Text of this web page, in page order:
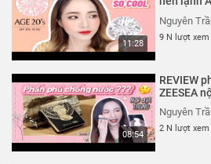
11:28
bóng tự
Nguyên
9 N lượt xem
08:54
REVIEW
ZEESEA
siêu đỉnh
Nguyên
2 N lượt xem